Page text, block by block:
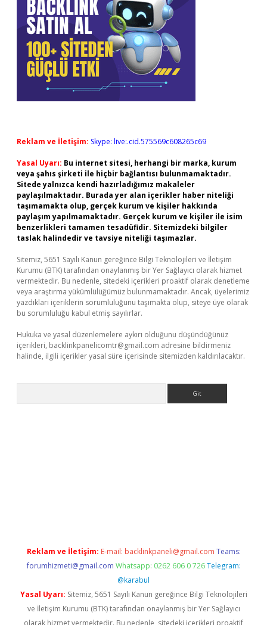
Reklam ve İletişim: Skype: live:.cid.575569c608265c69
Yasal Uyarı: Bu internet sitesi, herhangi bir marka, kurum
veya şahıs şirketi ile hiçbir bağlantısı bulunmamaktadır.
Sitede yalnızca kendi hazırladığımız makaleler
paylaşılmaktadır. Burada yer alan içerikler haber niteliği
taşımamakta olup, gerçek kurum ve kişiler hakkında
paylaşım yapılmamaktadır. Gerçek kurum ve kişiler ile isim
benzerlikleri tamamen tesadüfidir. Sitemizdeki bilgiler
taslak halindedir ve tavsiye niteliği taşımazlar.
Sitemiz, 5651 Sayılı Kanun gereğince Bilgi Teknolojileri ve İletişim
Kurumu (BTK) tarafından onaylanmış bir Yer Sağlayıcı olarak hizmet
vermektedir. Bu nedenle, sitedeki içerikleri proaktif olarak denetleme
veya araştırma yükümlülüğümüz bulunmamaktadır. Ancak, üyelerimiz
yazdıkları içeriklerin sorumluluğunu taşımakta olup, siteye üye olarak
bu sorumluluğu kabul etmiş sayılırlar.
Hukuka ve yasal düzenlemelere aykırı olduğunu düşündüğünüz
içerikleri, backlinkpanelicomtr@gmail.com adresine bildirmeniz
halinde, ilgili içerikler yasal süre içerisinde sitemizden kaldırılacaktır.
Reklam ve İletişim: E-mail: backlinkpaneli@gmail.com Teams:
forumhizmeti@gmail.com Whatsapp: 0262 606 0 726 Telegram:
@karabul
Yasal Uyarı: Sitemiz, 5651 Sayılı Kanun gereğince Bilgi Teknolojileri
ve İletişim Kurumu (BTK) tarafından onaylanmış bir Yer Sağlayıcı
olarak hizmet vermektedir. Bu nedenle, sitedeki içerikleri proaktif